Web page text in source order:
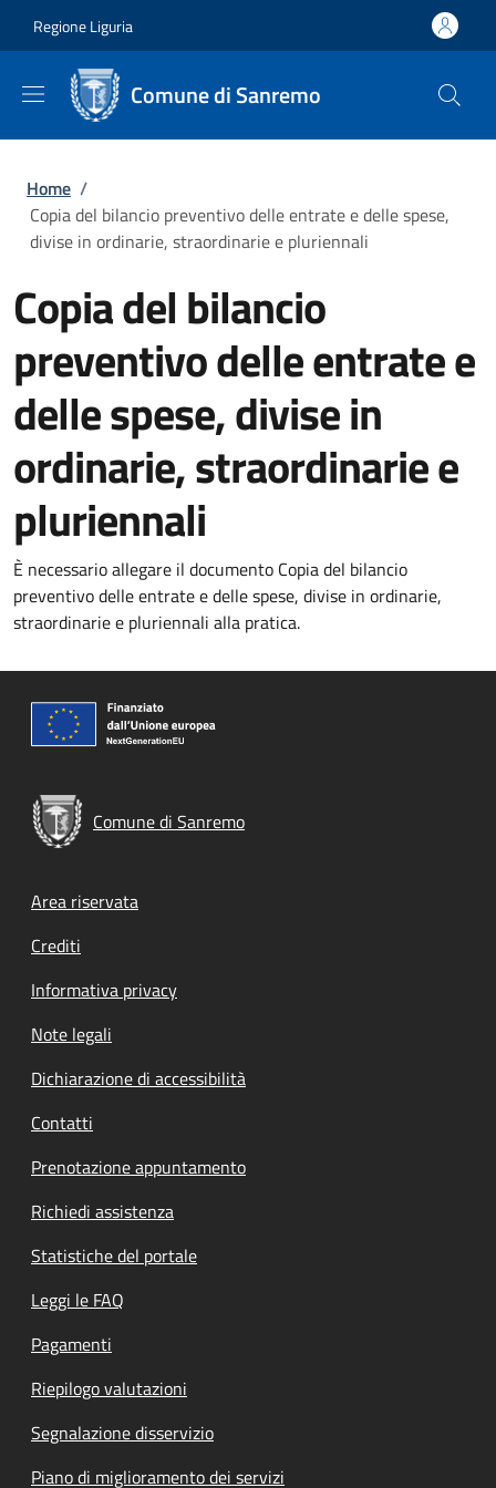
Regione Liguria
Comune di Sanremo
Briciole di pane
Home /
Copia del bilancio preventivo delle entrate e delle spese,
divise in ordinarie, straordinarie e pluriennali
Copia del bilancio
preventivo delle entrate e
delle spese, divise in
ordinarie, straordinarie e
pluriennali
È necessario allegare il documento Copia del bilancio
preventivo delle entrate e delle spese, divise in ordinarie,
straordinarie e pluriennali alla pratica.
Comune di Sanremo
Footer menu
Area riservata
Crediti
Informativa privacy
Note legali
Dichiarazione di accessibilità
Contatti
Prenotazione appuntamento
Richiedi assistenza
Statistiche del portale
Leggi le FAQ
Pagamenti
Riepilogo valutazioni
Segnalazione disservizio
Piano di miglioramento dei servizi